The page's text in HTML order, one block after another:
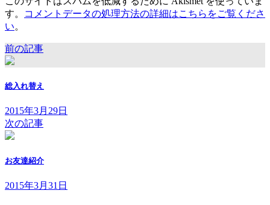
す。
コメントデータの処理方法の詳細はこちらをご覧くださ
い。
前の記事
総入れ替え
2015年3月29日
次の記事
お友達紹介
2015年3月31日